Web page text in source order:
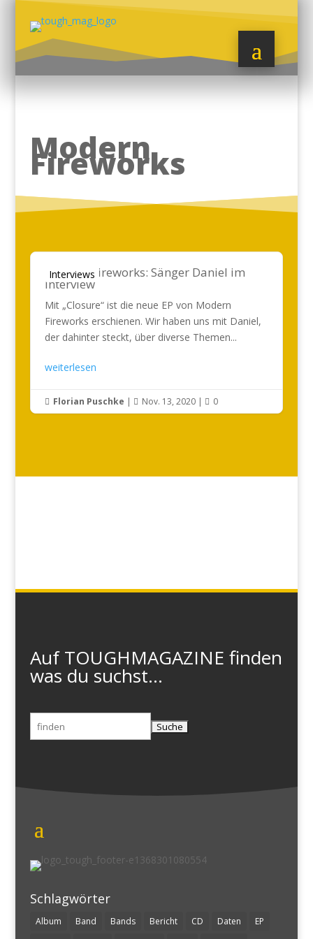
Modern
Fireworks
Interviews
Modern Fireworks: Sänger Daniel im
Interview
Mit „Closure“ ist die neue EP von Modern
Fireworks erschienen. Wir haben uns mit Daniel,
der dahinter steckt, über diverse Themen...
weiterlesen
 Florian Puschke |  Nov. 13, 2020|  0
Auf TOUGHMAGAZINE finden
was du suchst...
Suchen
nach:
Schlagwörter
Album Band Bands Bericht CD Daten
EP